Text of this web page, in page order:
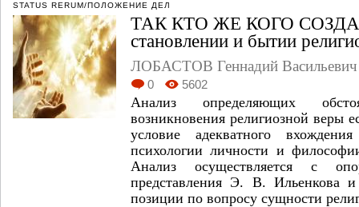
STATUS RERUM/ПОЛОЖЕНИЕ ДЕЛ
ТАК КТО ЖЕ КОГО
становлении и бытии
ЛОБАСТОВ Геннадий Васильевич
0 5602
Анализ определяющих
возникновения религиозной веры
условие адекватного
психологии личности и
Анализ осуществляется с
представления Э. В. Ильенкова и
позиции по вопросу сущности